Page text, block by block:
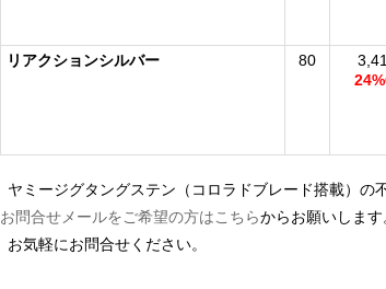
リアクションシルバー 80
ヤミージグタングステン（コロラドブレード搭載）
お問合せメールをご希望の方はこちらからお願いします
お気軽にお問合せください。